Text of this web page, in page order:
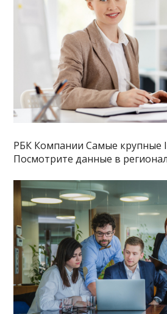
РБК Компании Самые крупные
Посмотрите данные в